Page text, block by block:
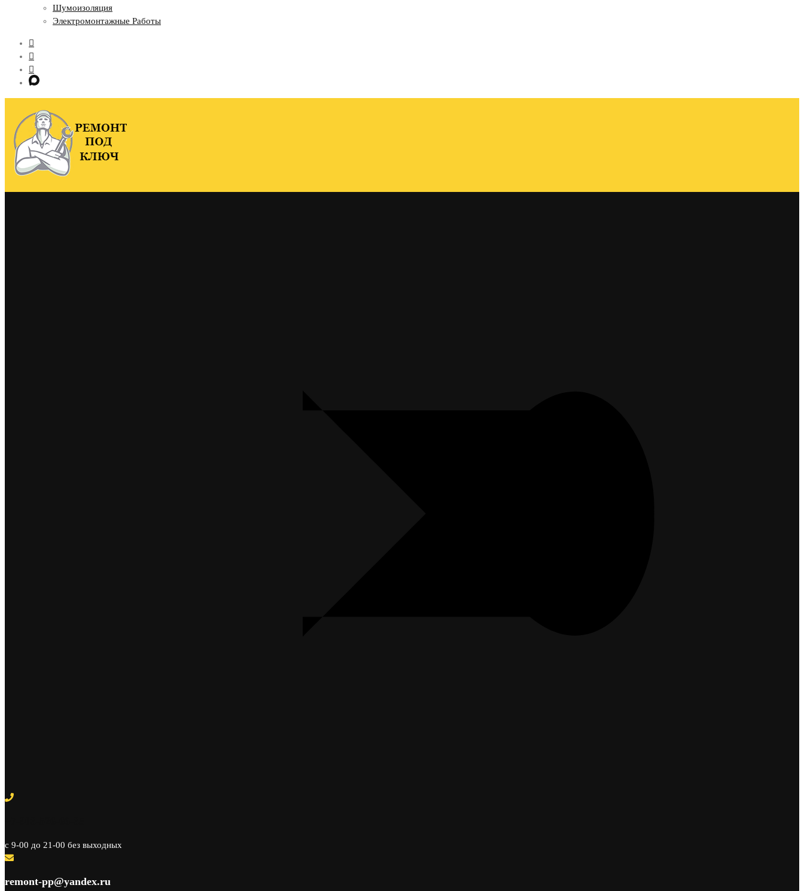
Шумоизоляция
Электромонтажные Работы
c 9-00 до 21-00 без выходных
remont-pp@yandex.ru